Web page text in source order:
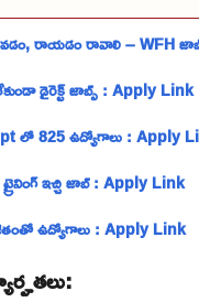
రాయడం రావాలి – WFH
డైరెక్ట్ జాబ్స్ : Apply Link
లో 825 ఉద్యోగాలు : Apply
ఇచ్చి జాబ్ : Apply Link
ఉద్యోగాలు : Apply Link